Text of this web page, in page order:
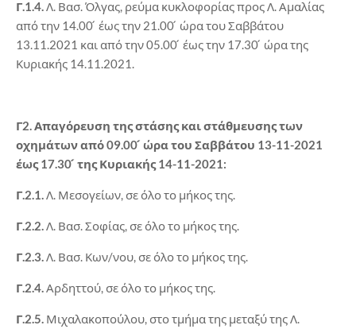
Γ.1.4.Λ. Βασ. Όλγας, ρεύμα κυκλοφορίας προς Λ. Αμαλίας
από την 14.00 ́ έως την 21.00 ́ ώρα του Σαββάτου
13.11.2021 και από την 05.00 ́ έως την 17.30 ́ ώρα της
Κυριακής 14.11.2021.
Γ2. Απαγόρευση της στάσης και στάθμευσης των
οχημάτων από 09.00 ́ ώρα του Σαββάτου 13-11-2021
έως 17.30 ́ της Κυριακής 14-11-2021:
Γ.2.1.Λ. Μεσογείων, σε όλο το μήκος της.
Γ.2.2.Λ. Βασ. Σοφίας, σε όλο το μήκος της.
Γ.2.3.Λ. Βασ. Κων/νου, σε όλο το μήκος της.
Γ.2.4.Αρδηττού, σε όλο το μήκος της.
Γ.2.5. Μιχαλακοπούλου, στο τμήμα της μεταξύ της Λ.